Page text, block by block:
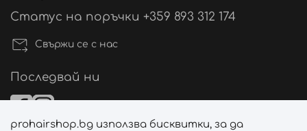
Статус на поръчки +359 893 312 174
Свържи се с нас
Последвай ни
prohairshop.bg използва бисквитки, за да